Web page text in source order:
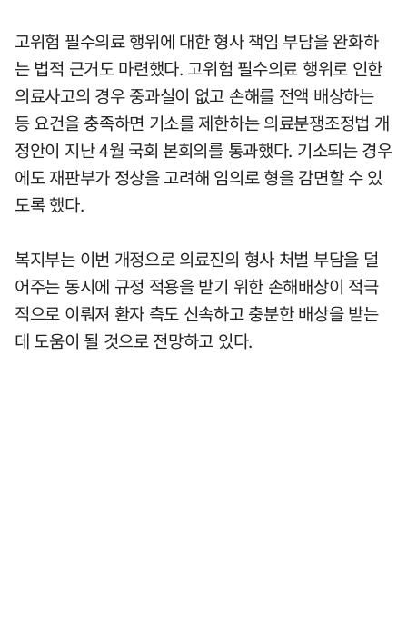
고위험 필수의료 행위에 대한 형사 책임 부담을 완화하
는 법적 근거도 마련했다. 고위험 필수의료 행위로 인한
의료사고의 경우 중과실이 없고 손해를 전액 배상하는
등 요건을 충족하면 기소를 제한하는 의료분쟁조정법 개
정안이 지난 4월 국회 본회의를 통과했다. 기소되는 경우
에도 재판부가 정상을 고려해 임의로 형을 감면할 수 있
도록 했다.
복지부는 이번 개정으로 의료진의 형사 처벌 부담을 덜
어주는 동시에 규정 적용을 받기 위한 손해배상이 적극
적으로 이뤄져 환자 측도 신속하고 충분한 배상을 받는
데 도움이 될 것으로 전망하고 있다.